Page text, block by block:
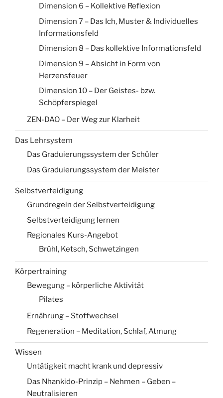
Dimension 6 – Kollektive Reflexion
Dimension 7 – Das Ich, Muster & Individuelles
Informationsfeld
Dimension 8 – Das kollektive Informationsfeld
Dimension 9 – Absicht in Form von
Herzensfeuer
Dimension 10 – Der Geistes- bzw.
Schöpferspiegel
ZEN-DAO – Der Weg zur Klarheit
Das Lehrsystem
Das Graduierungssystem der Schüler
Das Graduierungssystem der Meister
Selbstverteidigung
Grundregeln der Selbstverteidigung
Selbstverteidigung lernen
Regionales Kurs-Angebot
Brühl, Ketsch, Schwetzingen
Körpertraining
Bewegung – körperliche Aktivität
Pilates
Ernährung – Stoffwechsel
Regeneration – Meditation, Schlaf, Atmung
Wissen
Untätigkeit macht krank und depressiv
Das Nhankido-Prinzip – Nehmen – Geben –
Neutralisieren